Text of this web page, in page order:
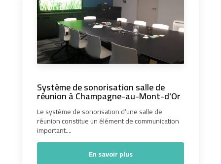
Système de sonorisation salle de
réunion à Champagne-au-Mont-d'Or
Le système de sonorisation d’une salle de
réunion constitue un élément de communication
important....
En savoir plus